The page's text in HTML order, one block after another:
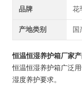
品牌 花
产地类别 国
恒温恒湿养护箱厂家
恒温恒湿养护箱广泛用于水
湿度养护要求。